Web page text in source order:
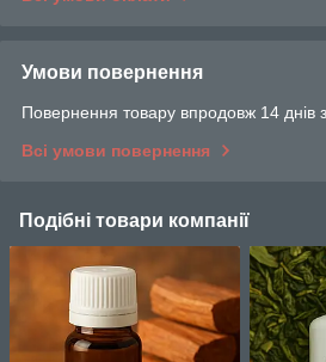
Умови повернення
Повернення товару впродовж 14 днів
Всі умови повернення
Подібні товари компанії